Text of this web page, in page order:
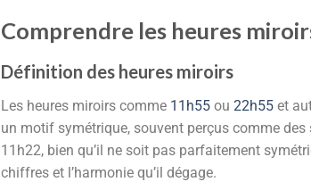
Comprendre les heures
Définition des heures miroirs
Les heures miroirs comme 11h55 ou 22h55 et
un motif symétrique, souvent perçus comme des
11h22, bien qu’il ne soit pas parfaitement
chiffres et l’harmonie qu’il dégage.